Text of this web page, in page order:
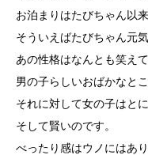
お泊まりはたびちゃん以来
そういえばたびちゃん元
あの性格はなんとも笑え
男の子らしいおばかなと
それに対して女の子はと
そして賢いのです。
べったり感はウノにはあ